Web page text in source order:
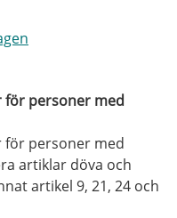
för personer med
för personer med
artiklar döva och
artikel 9, 21, 24 och